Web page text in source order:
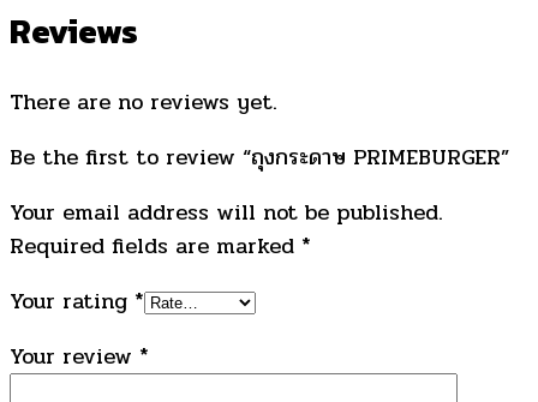
Reviews
There are no reviews yet.
Be the first to review “ถุงกระดาษ PRIMEBURGER”
Your email address will not be published.
Required fields are marked *
Your rating *
Your review *